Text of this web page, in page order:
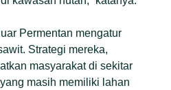
Permentan mengatur
Strategi mereka,
masyarakat di sekitar
masih memiliki lahan